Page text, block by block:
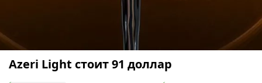
Azeri Light стоит 91 доллар